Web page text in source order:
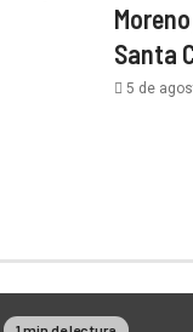
Santa
5 de